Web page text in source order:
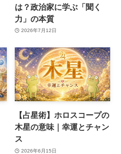
は？政治家に学ぶ「聞く
力」の本質
2026年7月12日
【占星術】ホロスコープの
木星の意味｜幸運とチャン
ス
2026年6月15日